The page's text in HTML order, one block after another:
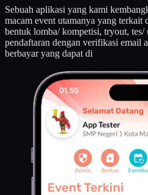
Sebuah aplikasi yang kami
macam event utamanya yang terkait
bentuk lomba/ kompetisi, tryout,
pendaftaran dengan verifikasi email
berbayar yang dapat di